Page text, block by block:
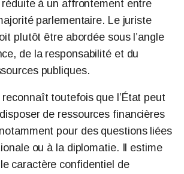
à un affrontement entre
parlementaire. Le juriste
plutôt être abordée sous l’angle
de la responsabilité et du
publiques.
reconnaît toutefois que l’État peut
de ressources financières
pour des questions liées
ou à la diplomatie. Il estime
caractère confidentiel de